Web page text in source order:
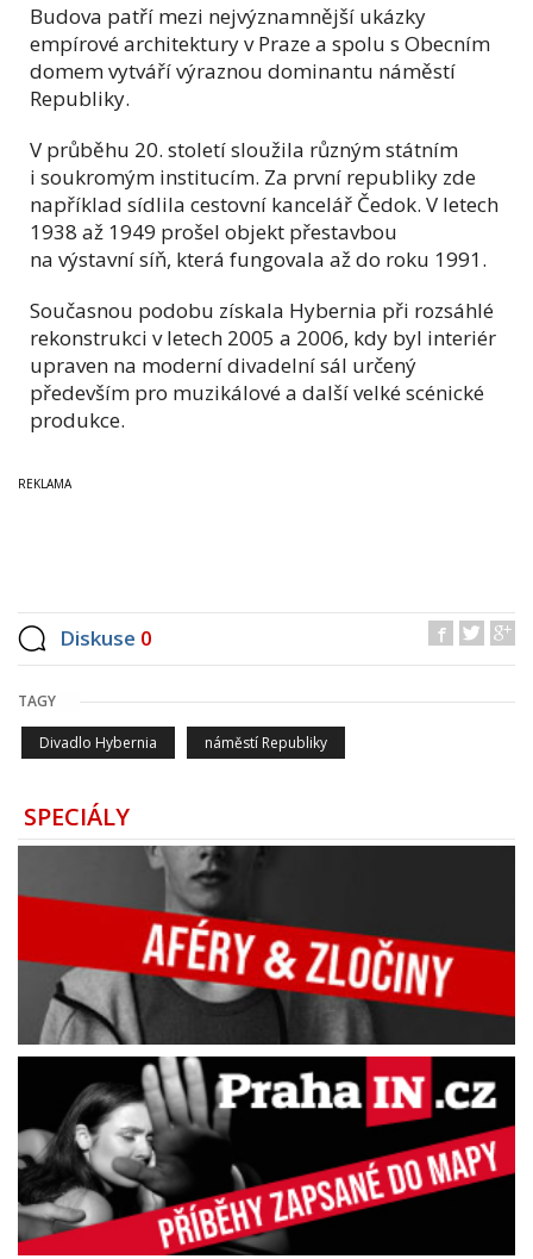
Budova patří mezi nejvýznamnější ukázky
empírové architektury v Praze a spolu s Obecním
domem vytváří výraznou dominantu náměstí
Republiky.
V průběhu 20. století sloužila různým státním
i soukromým institucím. Za první republiky zde
například sídlila cestovní kancelář Čedok. V letech
1938 až 1949 prošel objekt přestavbou
na výstavní síň, která fungovala až do roku 1991.
Současnou podobu získala Hybernia při rozsáhlé
rekonstrukci v letech 2005 a 2006, kdy byl interiér
upraven na moderní divadelní sál určený
především pro muzikálové a další velké scénické
produkce.
Diskuse 0
TAGY
Divadlo Hybernia náměstí Republiky
SPECIÁLY